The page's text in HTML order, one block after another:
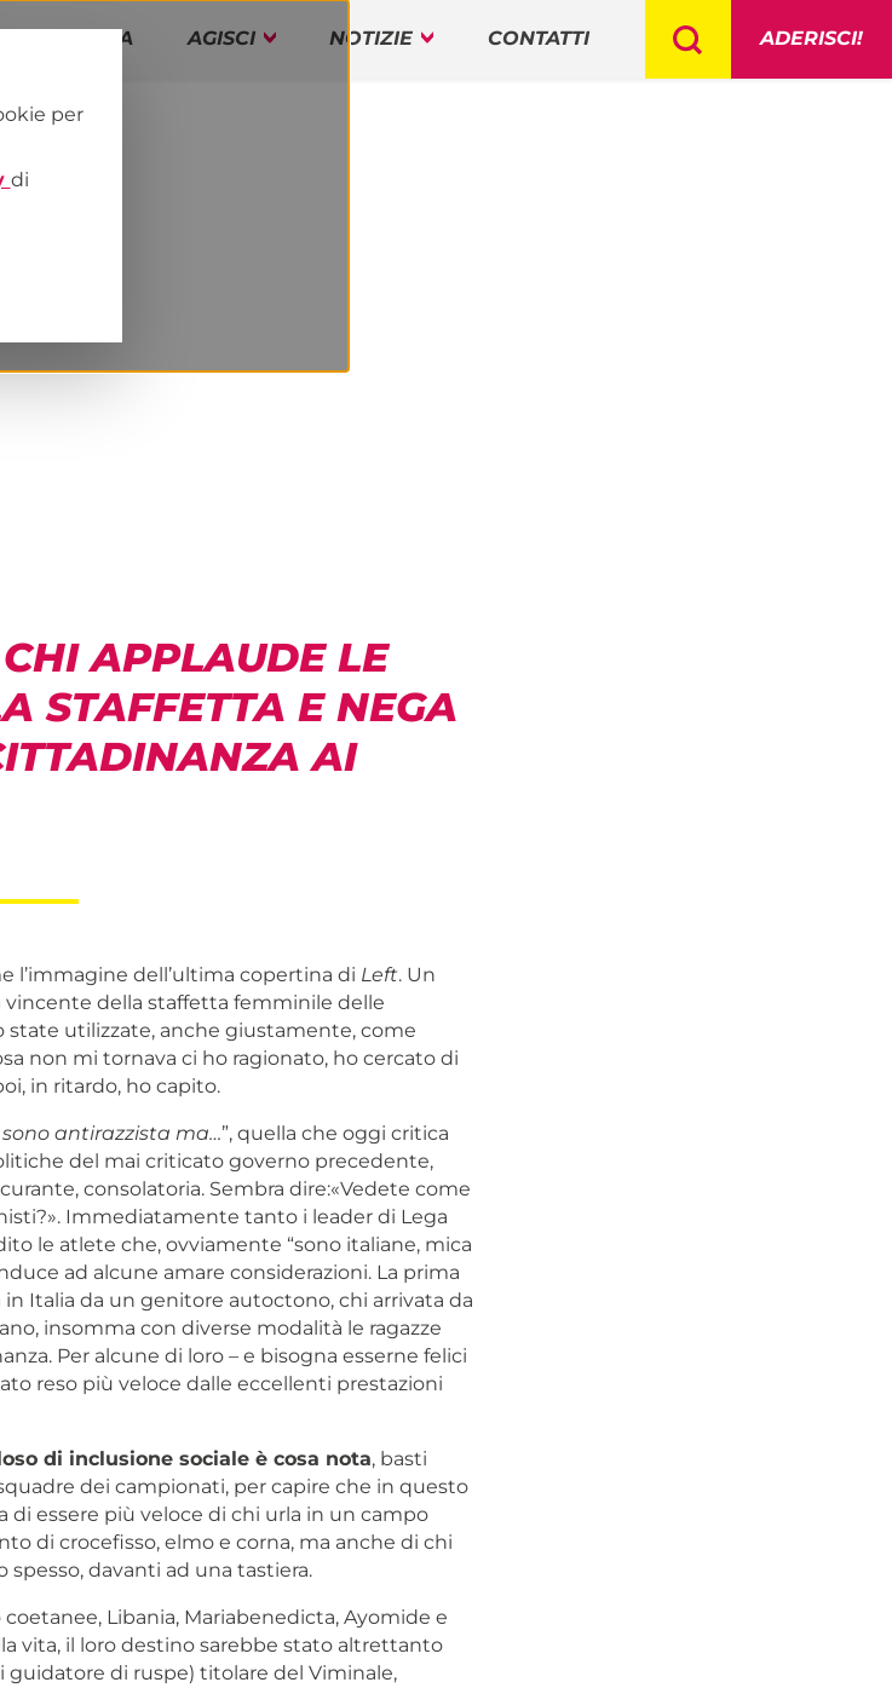
PROGRAMMA AGISCI NOTIZIE CONTATTI ADERISCI!
APPLAUDE LE
STAFFETTA E NEGA
AI
l’immagine dell’ultima copertina di Left. Un
vincente della staffetta femminile delle
utilizzate, anche giustamente, come
non mi tornava ci ho ragionato, ho cercato di
in ritardo, ho capito.
sono antirazzista ma…”, quella che oggi critica
del mai criticato governo precedente,
consolatoria. Sembra dire:«Vedete come
Immediatamente tanto i leader di Lega
le atlete che, ovviamente “sono italiane, mica
ad alcune amare considerazioni. La prima
Italia da un genitore autoctono, chi arrivata da
insomma con diverse modalità le ragazze
Per alcune di loro – e bisogna esserne felici
reso più veloce dalle eccellenti prestazioni
di inclusione sociale è cosa nota, basti
dei campionati, per capire che in questo
di essere più veloce di chi urla in un campo
di crocefisso, elmo e corna, ma anche di chi
davanti ad una tastiera.
Libania, Mariabenedicta, Ayomide e
vita, il loro destino sarebbe stato altrettanto
guidatore di ruspe) titolare del Viminale,
per
di